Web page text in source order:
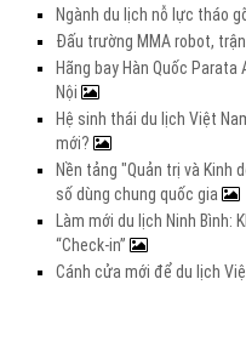
Ngành du lịch nỗ lực tháo
Đấu trường MMA robot,
Hãng bay Hàn Quốc
Nội
Hệ sinh thái du lịch Việt
mới?
Nền tảng "Quản trị và Kinh
số dùng chung quốc gia
Làm mới du lịch Ninh
“Check-in”
Cánh cửa mới để du lịch